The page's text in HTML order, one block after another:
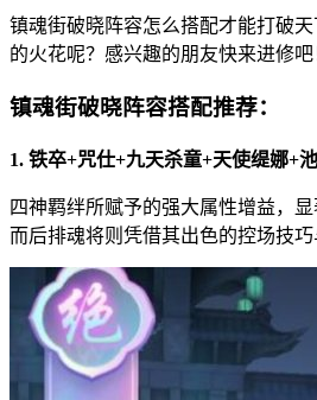
镇魂街破晓阵容怎么搭配才能打破
的火花呢？感兴趣的朋友快来进修吧
镇魂街破晓阵容搭配推荐：
1. 铁卒+咒仕+九天杀童+天使缇娜+
四神羁绊所赋予的强大属性增益，
而后排魂将则凭借其出色的控场技